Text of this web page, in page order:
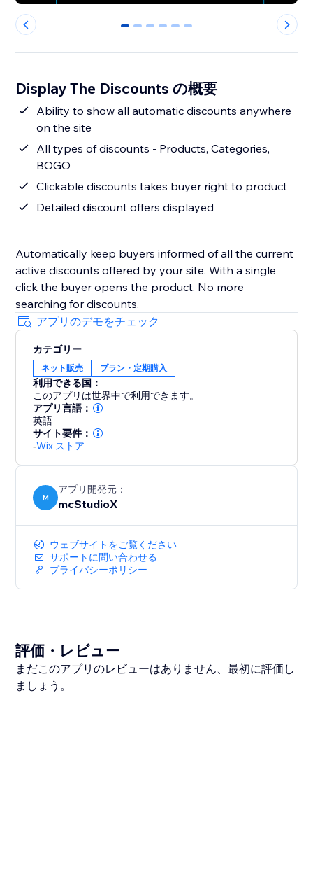
0 1 2 3 4 5
Display The Discounts の概要
Ability to show all automatic discounts anywhere
on the site
All types of discounts - Products, Categories,
BOGO
Clickable discounts takes buyer right to product
Detailed discount offers displayed
Automatically keep buyers informed of all the current
active discounts offered by your site. With a single
click the buyer opens the product. No more
アプリのデモをチェック
カテゴリー
ネット販売 プラン・定期購入
利用できる国：
このアプリは世界中で利用できます。
アプリ言語：
英語
サイト要件：
-Wix ストア
M
アプリ開発元：
mcStudioX
ウェブサイトをご覧ください
サポートに問い合わせる
プライバシーポリシー
評価・レビュー
まだこのアプリのレビューはありません、最初に評価し
ましょう。